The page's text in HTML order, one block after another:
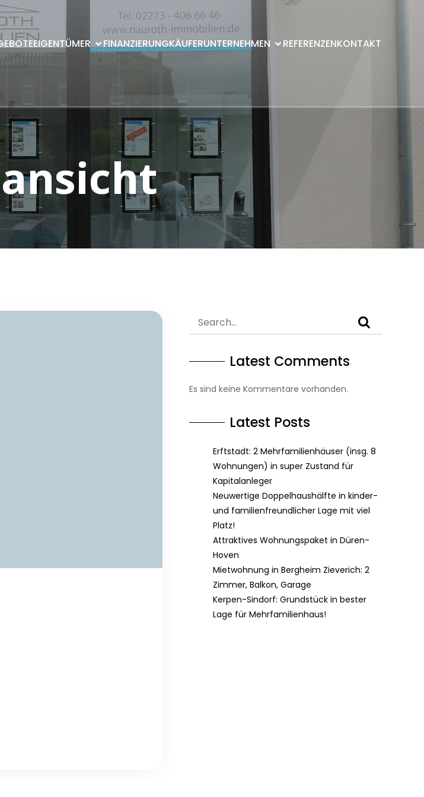
EIGENTÜMER FINANZIERUNGKÄUFERUNTERNEHMEN REFERENZENKONTAKT
Latest Comments
Es sind keine Kommentare vorhanden.
Latest Posts
Erftstadt: 2 Mehrfamilienhäuser (insg. 8
Wohnungen) in super Zustand für
Kapitalanleger
Neuwertige Doppelhaushälfte in kinder-
und familienfreundlicher Lage mit viel
Platz!
Attraktives Wohnungspaket in Düren-
Hoven
Mietwohnung in Bergheim Zieverich: 2
Zimmer, Balkon, Garage
Kerpen-Sindorf: Grundstück in bester
Lage für Mehrfamilienhaus!